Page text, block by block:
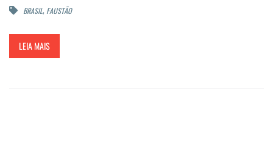
BRASIL, FAUSTÃO
LEIA MAIS